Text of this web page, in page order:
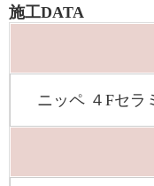
施工DATA
ニッペ ４Fセラ